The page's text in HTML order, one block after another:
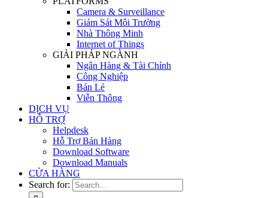
Camera & Surveillance
Giám Sát Môi Trường
Nhà Thông Minh
Internet of Things
GIẢI PHÁP NGÀNH
Ngân Hàng & Tài Chính
Công Nghiệp
Bán Lẻ
Viễn Thông
DỊCH VỤ
HỖ TRỢ
Helpdesk
Hỗ Trợ Bán Hàng
Download Software
Download Manuals
CỬA HÀNG
Search for: